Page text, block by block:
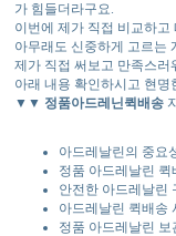
가 힘들더라구요.
이번에 제가 직접 비교하
아무래도 신중하게 고르는
제가 직접 써보고 만족스
아래 내용 확인하시고 현
▼▼ 정품아드레닌퀵배송
아드레날린의 중요
정품 아드레날린 퀵
안전한 아드레날린
아드레날린 퀵배송
정품 아드레날린